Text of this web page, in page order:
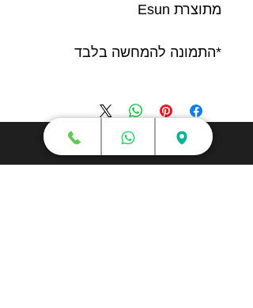
מתוצרת Esun
*התמונה להמחשה בלבד
חנות